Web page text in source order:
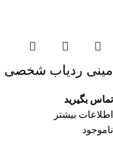
مینی ردیاب شخصی GF07
تماس بگیرید
اطلاعات بیشتر
ناموجود